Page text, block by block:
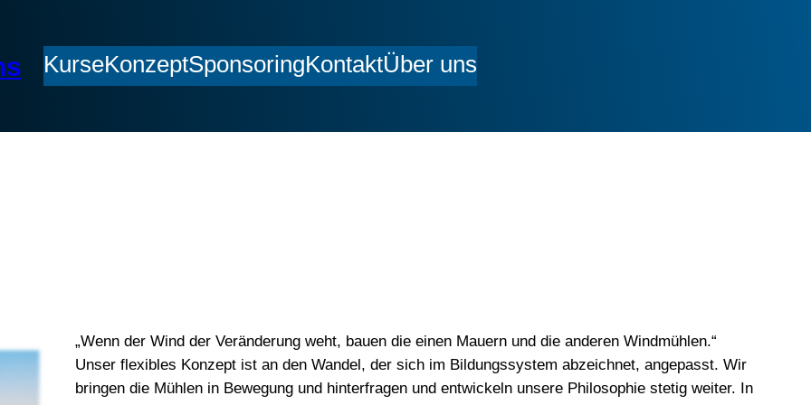
KurseKonzeptSponsoringKontaktÜber uns
„Wenn der Wind der Veränderung weht, bauen die einen Mauern und die anderen Windmühlen.“
Unser flexibles Konzept ist an den Wandel, der sich im Bildungssystem abzeichnet, angepasst. Wir
bringen die Mühlen in Bewegung und hinterfragen und entwickeln unsere Philosophie stetig weiter. In